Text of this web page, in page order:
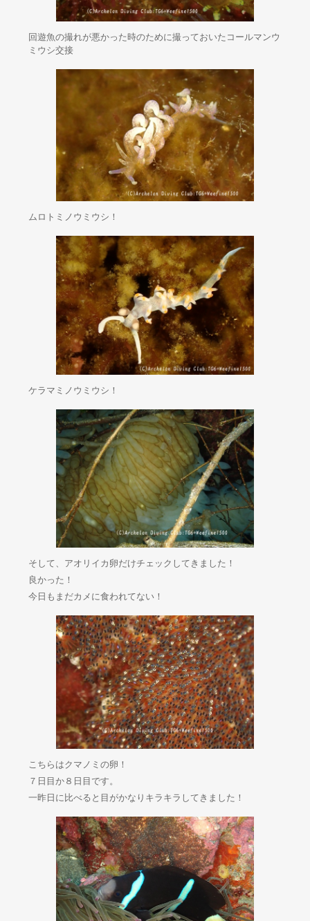
回遊魚の撮れが悪かった時のために撮っておいたコールマンウ
ミウシ交接
ムロトミノウミウシ！
ケラマミノウミウシ！
そして、アオリイカ卵だけチェックしてきました！
良かった！
今日もまだカメに食われてない！
こちらはクマノミの卵！
７日目か８日目です。
一昨日に比べると目がかなりキラキラしてきました！